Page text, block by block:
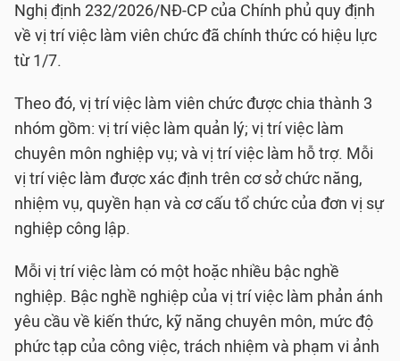
Nghị định 232/2026/NĐ-CP của Chính phủ quy định
về vị trí việc làm viên chức đã chính thức có hiệu lực
từ 1/7.
Theo đó, vị trí việc làm viên chức được chia thành 3
nhóm gồm: vị trí việc làm quản lý; vị trí việc làm
chuyên môn nghiệp vụ; và vị trí việc làm hỗ trợ. Mỗi
vị trí việc làm được xác định trên cơ sở chức năng,
nhiệm vụ, quyền hạn và cơ cấu tổ chức của đơn vị sự
nghiệp công lập.
Mỗi vị trí việc làm có một hoặc nhiều bậc nghề
nghiệp. Bậc nghề nghiệp của vị trí việc làm phản ánh
yêu cầu về kiến thức, kỹ năng chuyên môn, mức độ
phức tạp của công việc, trách nhiệm và phạm vi ảnh